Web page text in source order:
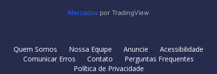
Mercados por TradingView
Quem Somos Nossa Equipe Anuncie
Acessibilidade
Comunicar Erros
Contato
Perguntas Frequentes
Política de Privacidade